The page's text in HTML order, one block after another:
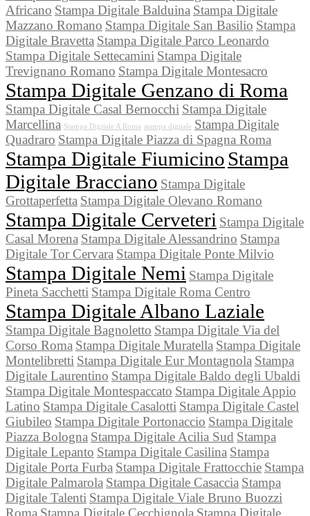
Africano Stampa Digitale Balduina Stampa Digitale
Mazzano Romano Stampa Digitale San Basilio Stampa
Digitale Bravetta Stampa Digitale Parco Leonardo
Stampa Digitale Settecamini Stampa Digitale
Trevignano Romano Stampa Digitale Montesacro
Stampa Digitale Genzano di Roma
Stampa Digitale Casal Bernocchi Stampa Digitale
Marcellina Stampa Digitale A Roma stampa digitale Stampa Digitale
Quadraro Stampa Digitale Piazza di Spagna Roma
Stampa Digitale Fiumicino Stampa
Digitale Bracciano Stampa Digitale
Grottaperfetta Stampa Digitale Olevano Romano
Stampa Digitale Cerveteri Stampa Digitale
Casal Morena Stampa Digitale Alessandrino Stampa
Digitale Tor Cervara Stampa Digitale Ponte Milvio
Stampa Digitale Nemi Stampa Digitale
Pineta Sacchetti Stampa Digitale Roma Centro
Stampa Digitale Albano Laziale
Stampa Digitale Bagnoletto Stampa Digitale Via del
Corso Roma Stampa Digitale Muratella Stampa Digitale
Montelibretti Stampa Digitale Eur Montagnola Stampa
Digitale Laurentino Stampa Digitale Baldo degli Ubaldi
Stampa Digitale Montespaccato Stampa Digitale Appio
Latino Stampa Digitale Casalotti Stampa Digitale Castel
Giubileo Stampa Digitale Portonaccio Stampa Digitale
Piazza Bologna Stampa Digitale Acilia Sud Stampa
Digitale Lepanto Stampa Digitale Casilina Stampa
Digitale Porta Furba Stampa Digitale Frattocchie Stampa
Digitale Palmarola Stampa Digitale Casaccia Stampa
Digitale Talenti Stampa Digitale Viale Bruno Buozzi
Roma Stampa Digitale Cecchignola Stampa Digitale